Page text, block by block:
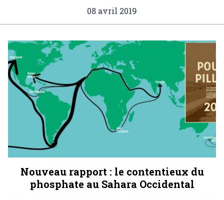
08 avril 2019
Nouveau rapport : le contentieux du
phosphate au Sahara Occidental